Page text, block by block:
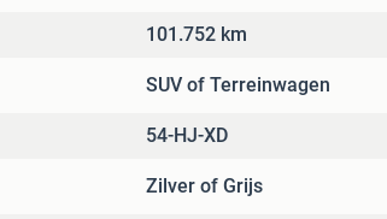
101.752 km
SUV of Terreinwagen
54-HJ-XD
Zilver of Grijs